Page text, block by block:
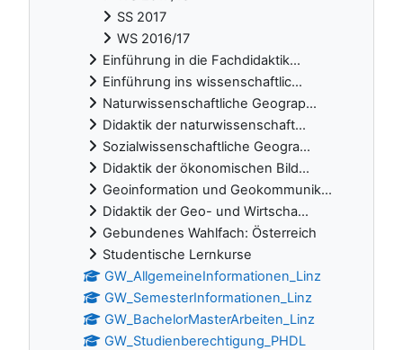
SS 2017
WS 2016/17
Einführung in die Fachdidaktik...
Einführung ins wissenschaftlic...
Naturwissenschaftliche Geograp...
Didaktik der naturwissenschaft...
Sozialwissenschaftliche Geogra...
Didaktik der ökonomischen Bild...
Geoinformation und Geokommunik...
Didaktik der Geo- und Wirtscha...
Gebundenes Wahlfach: Österreich
Studentische Lernkurse
GW_AllgemeineInformationen_Linz
GW_SemesterInformationen_Linz
GW_BachelorMasterArbeiten_Linz
GW_Studienberechtigung_PHDL